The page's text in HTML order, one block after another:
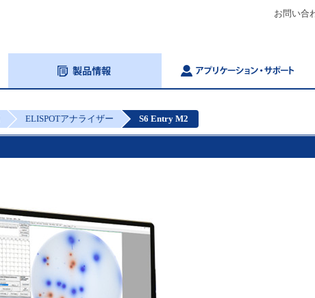
お問い合
ELISPOTアナライザー S6 Entry M2